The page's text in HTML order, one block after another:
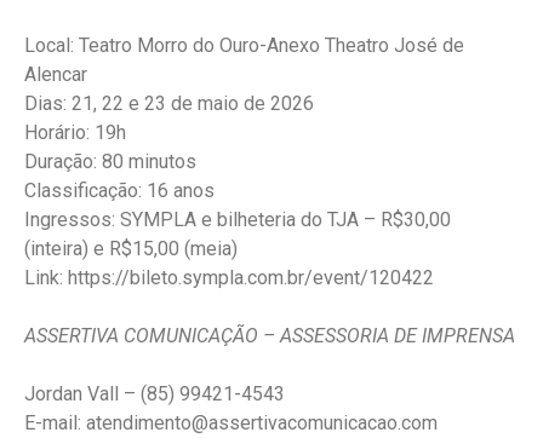
Local: Teatro Morro do Ouro-Anexo Theatro José de
Alencar
Dias: 21, 22 e 23 de maio de 2026
Horário: 19h
Duração: 80 minutos
Classificação: 16 anos
Ingressos: SYMPLA e bilheteria do TJA – R$30,00
(inteira) e R$15,00 (meia)
Link: https://bileto.sympla.com.br/event/120422
ASSERTIVA COMUNICAÇÃO – ASSESSORIA DE IMPRENSA
Jordan Vall – (85) 99421-4543
E-mail: atendimento@assertivacomunicacao.com